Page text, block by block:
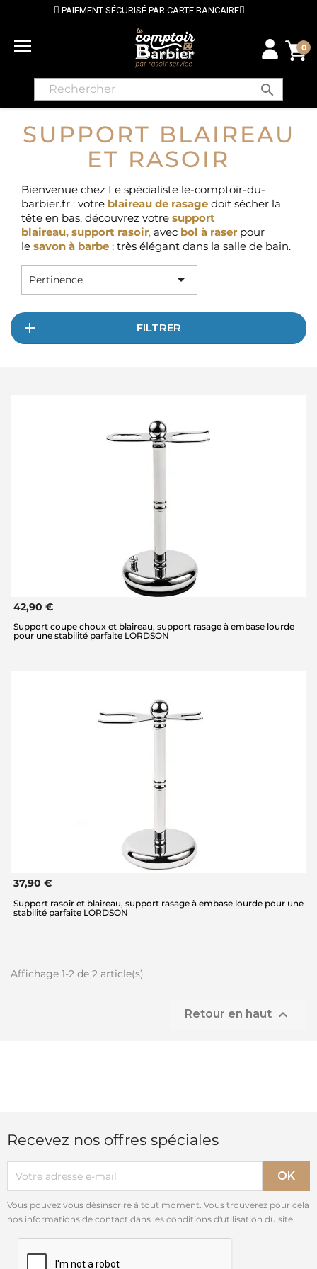
PAIEMENT SÉCURISÉ PAR CARTE BANCAIRE
 0
search
SUPPORT BLAIREAU
ET RASOIR
Bienvenue chez Le spécialiste le-comptoir-du-
barbier.fr : votre blaireau de rasage doit sécher la
tête en bas, découvrez votre support
blaireau, support rasoir, avec bol à raser pour
le savon à barbe : très élégant dans la salle de bain.
Pertinence 
FILTRER
42,90 €
Support coupe choux et blaireau, support rasage à embase lourde
pour une stabilité parfaite LORDSON
37,90 €
Support rasoir et blaireau, support rasage à embase lourde pour une
stabilité parfaite LORDSON
Affichage 1-2 de 2 article(s)
Retour en haut 
Recevez nos offres spéciales
Vous pouvez vous désinscrire à tout moment. Vous trouverez pour cela
nos informations de contact dans les conditions d'utilisation du site.